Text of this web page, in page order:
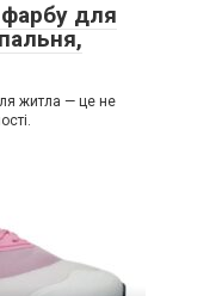
фарбу для
житла — це не